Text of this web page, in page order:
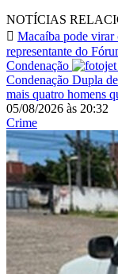
NOTÍCIAS
Macaíba pode
representante do
Condenação
Condenação Dupla
mais quatro homens
05/08/2026 às 20:32
Crime